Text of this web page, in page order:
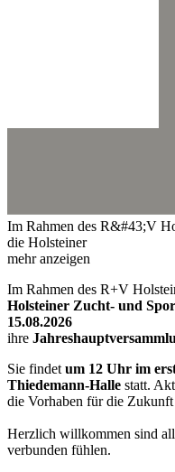
Im Rahmen des R&#43;V
die Holsteiner
mehr anzeigen
Im Rahmen des R+V
Holsteiner Zucht- und
15.08.2026
ihre
Sie findet um 12 Uhr im
Thiedemann-Halle statt.
die Vorhaben für die
Herzlich willkommen sind
verbunden fühlen.